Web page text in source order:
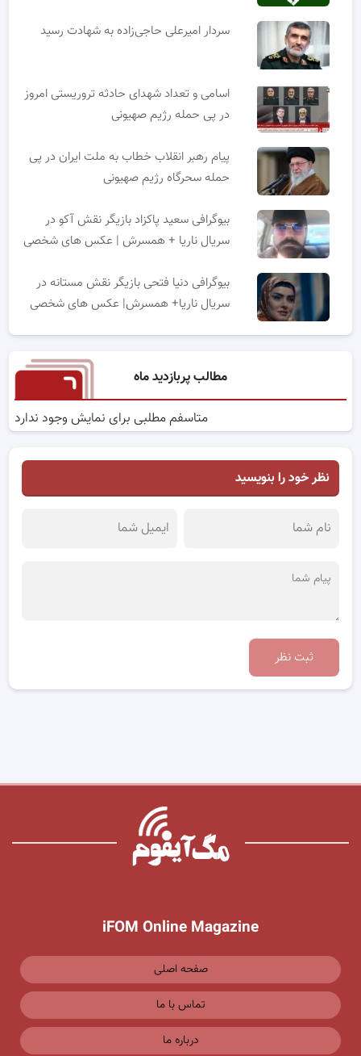
سردار امیرعلی حاجی‌زاده به شهادت رسید
اسامی و تعداد شهدای حادثه تروریستی امروز
در پی حمله رژیم صهیونی
پیام رهبر انقلاب خطاب به ملت ایران در پی
حمله سحرگاه رژیم صهیونی
بیوگرافی سعید پاکزاد بازیگر نقش آکو در
سریال ناریا + همسرش | عکس های شخصی
بیوگرافی دنیا فتحی بازیگر نقش مستانه در
سریال ناریا+ همسرش| عکس های شخصی
مطالب پربازدید ماه
متاسفم مطلبی برای نمایش وجود ندارد
نظر خود را بنویسید
ثبت نظر
iFOM Online Magazine
صفحه اصلی
تماس با ما
درباره ما